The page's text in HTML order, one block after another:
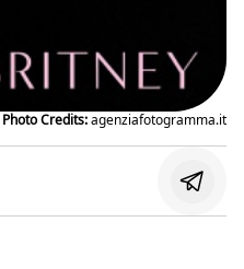
Photo Credits:agenziafotogramma.it